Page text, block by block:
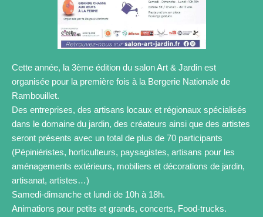
Cette année, la 3ème édition du salon Art & Jardin est
organisée pour la première fois à la Bergerie Nationale de
Rambouillet.
Des entreprises, des artisans locaux et régionaux spécialisés
dans le domaine du jardin, des créateurs ainsi que des artistes
seront présents avec un total de plus de 70 participants
(Pépiniéristes, horticulteurs, paysagistes, artisans pour les
aménagements extérieurs, mobiliers et décorations de jardin,
artisanat, artistes…)
Samedi-dimanche et lundi de 10h à 18h.
Animations pour petits et grands, concerts, Food-trucks.